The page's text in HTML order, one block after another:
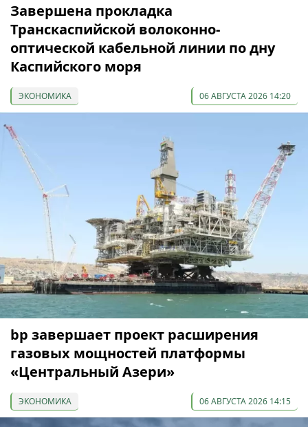
Завершена прокладка
Транскаспийской волоконно-
оптической кабельной линии по дну
Каспийского моря
ЭКОНОМИКА 06 АВГУСТА 2026 14:20
bp завершает проект расширения
газовых мощностей платформы
«Центральный Азери»
ЭКОНОМИКА 06 АВГУСТА 2026 14:15